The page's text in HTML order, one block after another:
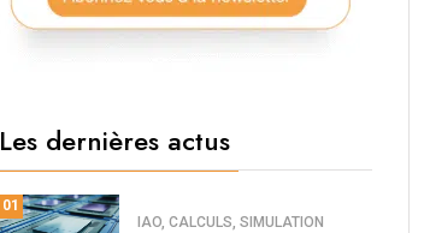
Les dernières actus
01
IAO, CALCULS, SIMULATION